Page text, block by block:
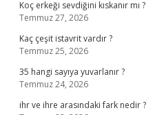
Koç erkeği sevdiğini kıskanır mı ?
Temmuz 27, 2026
Kaç çeşit istavrit vardır ?
Temmuz 25, 2026
35 hangi sayıya yuvarlanır ?
Temmuz 24, 2026
ihr ve ihre arasındaki fark nedir ?